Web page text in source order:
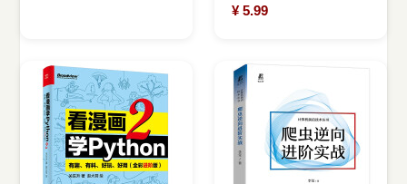
¥ 5.99